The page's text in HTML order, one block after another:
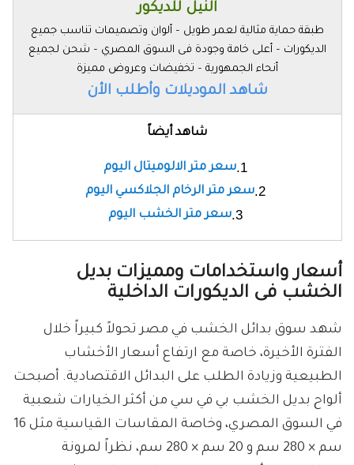
النيل للديكور
طبقة حماية مثالية لعمر طويل – ألوان وتصميمات تناسب جميع
الديكورات – أعلى خامة وجودة فى السوق المصري – شحن لجميع
أنحاء الجمهورية – تخفيضات وعروض مميزة
شاهد الموديلات وأطلب الأن
شاهد أيضاً
سعر متر الالوميتال اليوم
سعر متر الرخام الجلاكسي اليوم
سعر متر الخشب اليوم
أسعار واستخدامات ومميزات بديل
الخشب فى الديكورات الداخلية
شهد سوق بدائل الخشب في مصر تحولاً كبيراً خلال
الفترة الأخيرة، خاصة مع ارتفاع أسعار الأخشاب
الطبيعية وزيادة الطلب على البدائل الاقتصادية. أصبحت
ألواح بديل الخشب بي في سي من أكثر الخيارات شعبية
في السوق المصري، وخاصة المقاسات القياسية مثل 16
سم × 280 سم و 20 سم × 280 سم، نظراً لمرونة